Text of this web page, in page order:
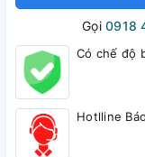
Gọi0918
Có chế độ
Hotlline